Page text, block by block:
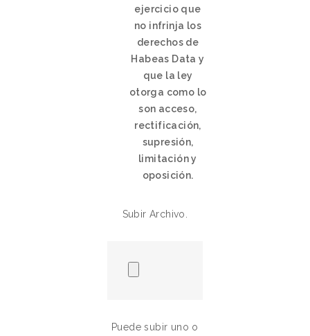
ejercicio que
no infrinja los
derechos de
Habeas Data y
que la ley
otorga como lo
son acceso,
rectificación,
supresión,
limitación y
oposición.
Subir Archivo.
Puede subir uno o